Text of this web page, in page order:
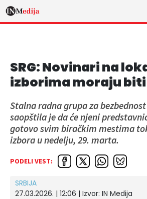
SRG: Novinari na
izborima moraju
Stalna radna grupa za
saopštila je da će njeni
gotovo svim biračkim mestima
izbora u nedelju, 29. marta.
PODELI VEST:
SRBIJA
27.03.2026. | 12:06 | Izvor: IN Medija